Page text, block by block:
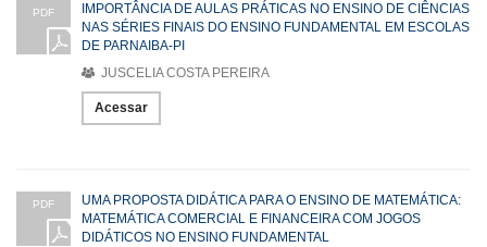
PDF
IMPORTÂNCIA DE AULAS PRÁTICAS NO ENSINO DE CIÊNCIAS
NAS SÉRIES FINAIS DO ENSINO FUNDAMENTAL EM ESCOLAS
DE PARNAIBA-PI
JUSCELIA COSTA PEREIRA
Acessar
PDF
UMA PROPOSTA DIDÁTICA PARA O ENSINO DE MATEMÁTICA:
MATEMÁTICA COMERCIAL E FINANCEIRA COM JOGOS
DIDÁTICOS NO ENSINO FUNDAMENTAL